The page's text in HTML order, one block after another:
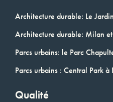
Architecture durable: Le
Architecture durable: Milan
Parcs urbains: le Parc
Parcs urbains : Central Park
Qualité